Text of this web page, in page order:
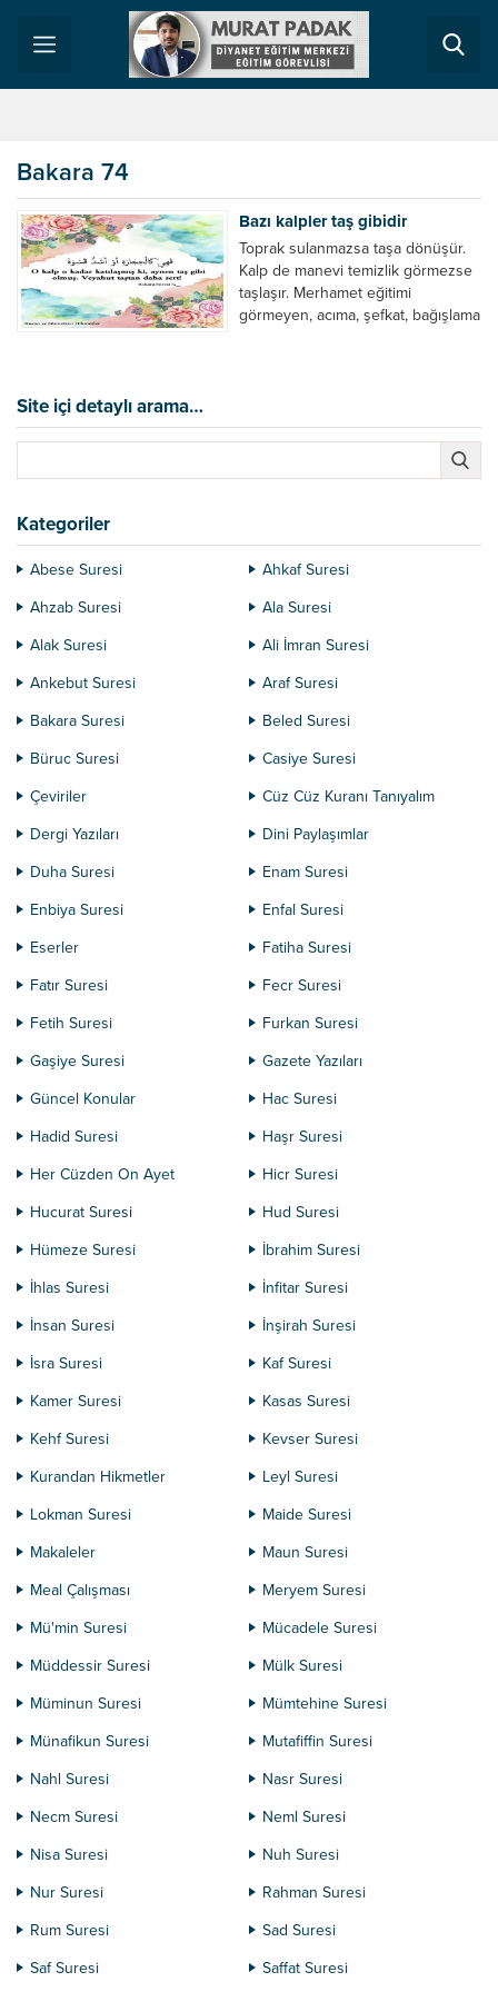
Bakara 74
Bazı kalpler taş gibidir
Toprak sulanmazsa taşa dönüşür.
Kalp de manevi temizlik görmezse
taşlaşır. Merhamet eğitimi
görmeyen, acıma, şefkat, bağışlama
Bir işveren, işçilerine karşı
merhamet göstermezse zamanla
Site içi detaylı arama…
Kategoriler
Abese Suresi
Ahkaf Suresi
Ahzab Suresi
Ala Suresi
Alak Suresi
Ali İmran Suresi
Ankebut Suresi
Araf Suresi
Bakara Suresi
Beled Suresi
Büruc Suresi
Casiye Suresi
Çeviriler
Cüz Cüz Kuranı Tanıyalım
Dergi Yazıları
Dini Paylaşımlar
Duha Suresi
Enam Suresi
Enbiya Suresi
Enfal Suresi
Eserler
Fatiha Suresi
Fatır Suresi
Fecr Suresi
Fetih Suresi
Furkan Suresi
Gaşiye Suresi
Gazete Yazıları
Güncel Konular
Hac Suresi
Hadid Suresi
Haşr Suresi
Her Cüzden On Ayet
Hicr Suresi
Hucurat Suresi
Hud Suresi
Hümeze Suresi
İbrahim Suresi
İhlas Suresi
İnfitar Suresi
İnsan Suresi
İnşirah Suresi
İsra Suresi
Kaf Suresi
Kamer Suresi
Kasas Suresi
Kehf Suresi
Kevser Suresi
Kurandan Hikmetler
Leyl Suresi
Lokman Suresi
Maide Suresi
Makaleler
Maun Suresi
Meal Çalışması
Meryem Suresi
Mü'min Suresi
Mücadele Suresi
Müddessir Suresi
Mülk Suresi
Müminun Suresi
Mümtehine Suresi
Münafikun Suresi
Mutafiffin Suresi
Nahl Suresi
Nasr Suresi
Necm Suresi
Neml Suresi
Nisa Suresi
Nuh Suresi
Nur Suresi
Rahman Suresi
Rum Suresi
Sad Suresi
Saf Suresi
Saffat Suresi